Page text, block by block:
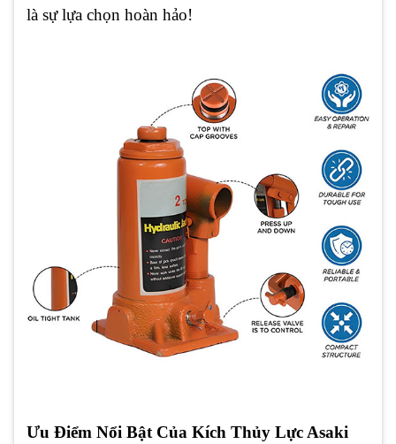
là sự lựa chọn hoàn hảo!
Ưu Điểm Nổi Bật Của Kích Thủy Lực Asaki